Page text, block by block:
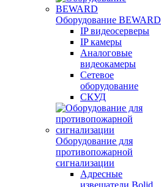
Оборудование BEWARD
IP видеосерверы
IP камеры
Аналоговые
видеокамеры
Сетевое
оборудование
СКУД
Оборудование для
противопожарной
сигнализации
Адресные
извещатели Bolid